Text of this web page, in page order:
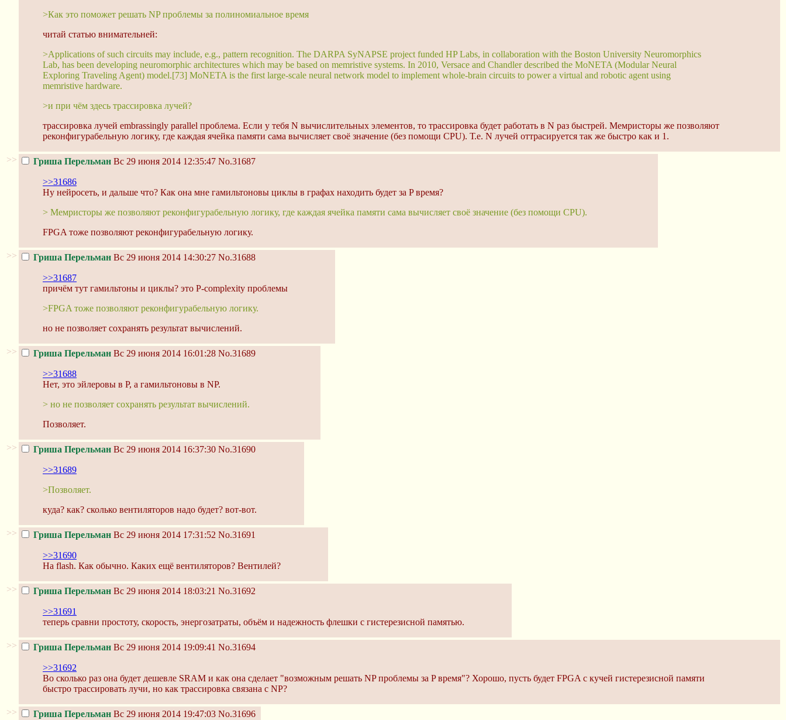
>Как это поможет решать NP проблемы за полиномиальное время
читай статью внимательней:
>Applications of such circuits may include, e.g., pattern recognition. The DARPA SyNAPSE project funded HP Labs, in collaboration with the Boston University Neuromorphics
Lab, has been developing neuromorphic architectures which may be based on memristive systems. In 2010, Versace and Chandler described the MoNETA (Modular Neural
Exploring Traveling Agent) model.[73] MoNETA is the first large-scale neural network model to implement whole-brain circuits to power a virtual and robotic agent using
memristive hardware.
>и при чём здесь трассировка лучей?
трассировка лучей embrassingly parallel проблема. Если у тебя N вычислительных элементов, то трассировка будет работать в N раз быстрей. Мемристоры же позволяют
реконфигурабельную логику, где каждая ячейка памяти сама вычисляет своё значение (без помощи CPU). Т.е. N лучей оттрасируется так же быстро как и 1.
>> Гриша Перельман Вс 29 июня 2014 12:35:47 No.31687
>>31686
Ну нейросеть, и дальше что? Как она мне гамильтоновы циклы в графах находить будет за P время?
> Мемристоры же позволяют реконфигурабельную логику, где каждая ячейка памяти сама вычисляет своё значение (без помощи CPU).
FPGA тоже позволяют реконфигурабельную логику.
>> Гриша Перельман Вс 29 июня 2014 14:30:27 No.31688
>>31687
причём тут гамильтоны и циклы? это P-complexity проблемы
>FPGA тоже позволяют реконфигурабельную логику.
но не позволяет сохранять результат вычислений.
>> Гриша Перельман Вс 29 июня 2014 16:01:28 No.31689
>>31688
Нет, это эйлеровы в P, а гамильтоновы в NP.
> но не позволяет сохранять результат вычислений.
Позволяет.
>> Гриша Перельман Вс 29 июня 2014 16:37:30 No.31690
>>31689
>Позволяет.
куда? как? сколько вентиляторов надо будет? вот-вот.
>> Гриша Перельман Вс 29 июня 2014 17:31:52 No.31691
>>31690
На flash. Как обычно. Каких ещё вентиляторов? Вентилей?
>> Гриша Перельман Вс 29 июня 2014 18:03:21 No.31692
>>31691
теперь сравни простоту, скорость, энергозатраты, объём и надежность флешки с гистерезисной памятью.
>> Гриша Перельман Вс 29 июня 2014 19:09:41 No.31694
>>31692
Во сколько раз она будет дешевле SRAM и как она сделает "возможным решать NP проблемы за P время"? Хорошо, пусть будет FPGA с кучей гистерезисной памяти
быстро трассировать лучи, но как трассировка связана с NP?
>> Гриша Перельман Вс 29 июня 2014 19:47:03 No.31696